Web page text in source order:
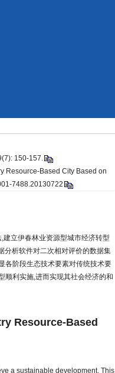
150-157.
Resource-Based City Based on
7488.20130722
建立伊春林业资源型城市经济转型
分析软件对二次相对评价的数据集
各阶段生态技术要素对传统技术要
顺利实施,进而实现其社会经济的和
Resource-Based
a sustainable development. This